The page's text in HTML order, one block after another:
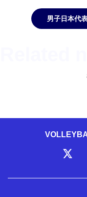
男子日本代